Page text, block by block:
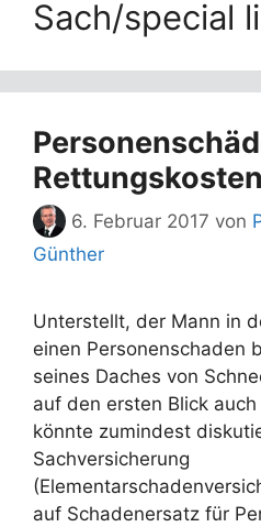
Sach/special
6. Februar 2017 von
Günther
Unterstellt, der Mann in
einen Personenschaden
seines Daches von
auf den ersten Blick
könnte zumindest
Sachversicherung
auf Schadenersatz für